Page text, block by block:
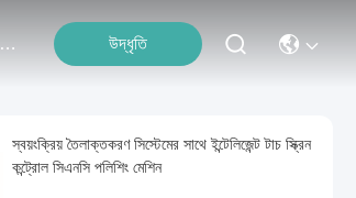
আমাদের সাথে যোগাযোগ উদ্ধৃতি
স্বয়ংক্রিয় তৈলাক্তকরণ সিস্টেমের সাথে ইন্টেলিজেন্ট টাচ স্ক্রিন
কন্ট্রোল সিএনসি পলিশিং মেশিন